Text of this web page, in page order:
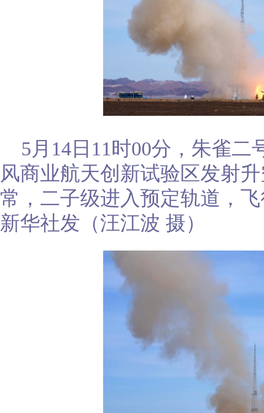
5月14日11时00分，朱雀
风商业航天创新试验区发射
常，二子级进入预定轨道，
新华社发（汪江波 摄）